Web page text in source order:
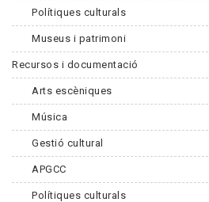
Polítiques culturals
Museus i patrimoni
Recursos i documentació
Arts escèniques
Música
Gestió cultural
APGCC
Polítiques culturals